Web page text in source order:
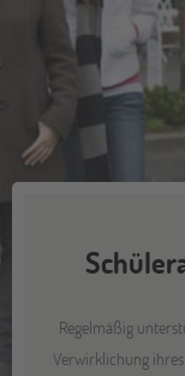
Regelmäßig
Verwirklichung